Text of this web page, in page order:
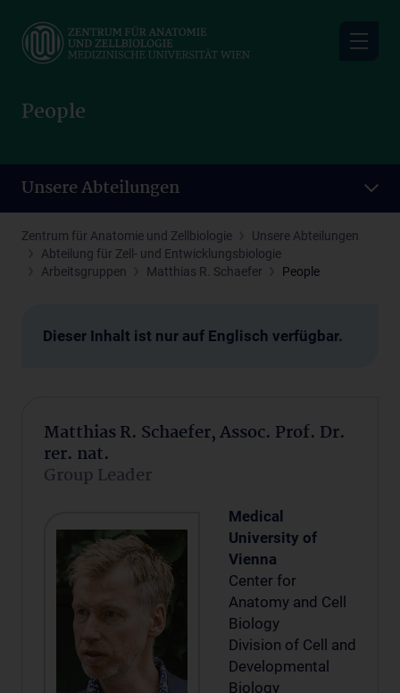
main
People
Unsere Abteilungen
Zentrum für Anatomie und Zellbiologie
Unsere Abteilungen
Abteilung für Zell- und Entwicklungsbiologie
Arbeitsgruppen
Matthias R. Schaefer People
Dieser Inhalt ist nur auf Englisch verfügbar.
Matthias R. Schaefer, Assoc. Prof. Dr.
rer. nat.
Group Leader
Medical
University of
Vienna
Center for
Anatomy and Cell
Biology
Division of Cell and
Developmental
Biology